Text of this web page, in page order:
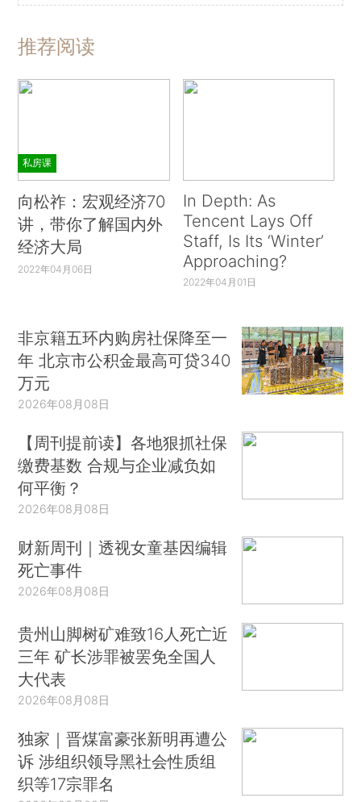
推荐阅读
私房课
向松祚：宏观经济70
讲，带你了解国内外
经济大局
2022年04月06日
In Depth: As
Tencent Lays Off
Staff, Is Its ‘Winter’
Approaching?
2022年04月01日
非京籍五环内购房社保降至一
年 北京市公积金最高可贷340
万元
2026年08月08日
【周刊提前读】各地狠抓社保
缴费基数 合规与企业减负如
何平衡？
2026年08月08日
财新周刊｜透视女童基因编辑
死亡事件
2026年08月08日
贵州山脚树矿难致16人死亡近
三年 矿长涉罪被罢免全国人
大代表
2026年08月08日
独家｜晋煤富豪张新明再遭公
诉 涉组织领导黑社会性质组
织等17宗罪名